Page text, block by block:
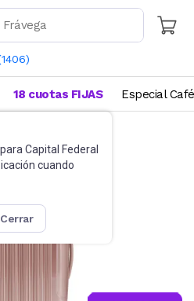
1406)
Capital Federal
cuando
cerrar
18 cuotas FIJAS Especial Café